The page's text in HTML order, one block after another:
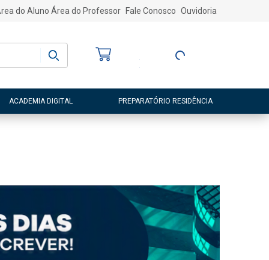
do Aluno Área do Professor Fale Conosco Ouvidoria
Entre ou Cadastre-
ACADEMIA DIGITAL PREPARATÓRIO RESIDÊNCIA